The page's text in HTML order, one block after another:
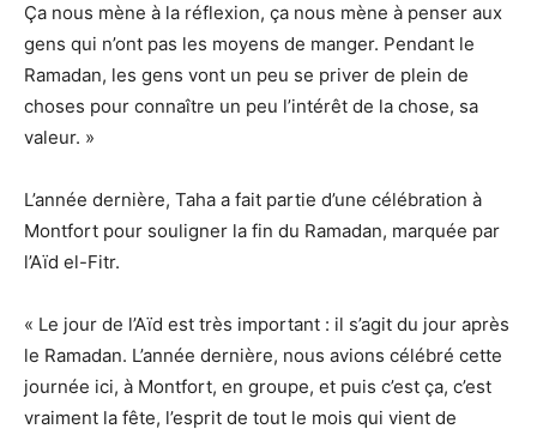
Ça nous mène à la réflexion, ça nous mène à penser aux
gens qui n’ont pas les moyens de manger. Pendant le
Ramadan, les gens vont un peu se priver de plein de
choses pour connaître un peu l’intérêt de la chose, sa
valeur. »
L’année dernière, Taha a fait partie d’une célébration à
Montfort pour souligner la fin du Ramadan, marquée par
l’Aïd el-Fitr.
« Le jour de l’Aïd est très important : il s’agit du jour après
le Ramadan. L’année dernière, nous avions célébré cette
journée ici, à Montfort, en groupe, et puis c’est ça, c’est
vraiment la fête, l’esprit de tout le mois qui vient de